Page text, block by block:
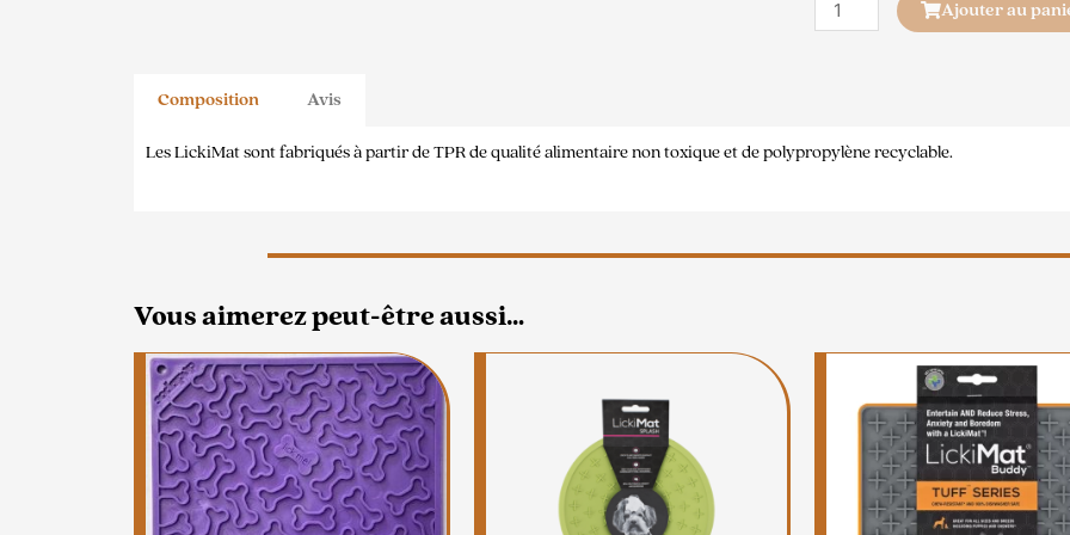
Ajouter au
Composition Avis
Les LickiMat sont fabriqués à partir de TPR de qualité alimentaire non toxique et de polypropylène recyclable.
Vous aimerez peut-être aussi…
Ce
produit